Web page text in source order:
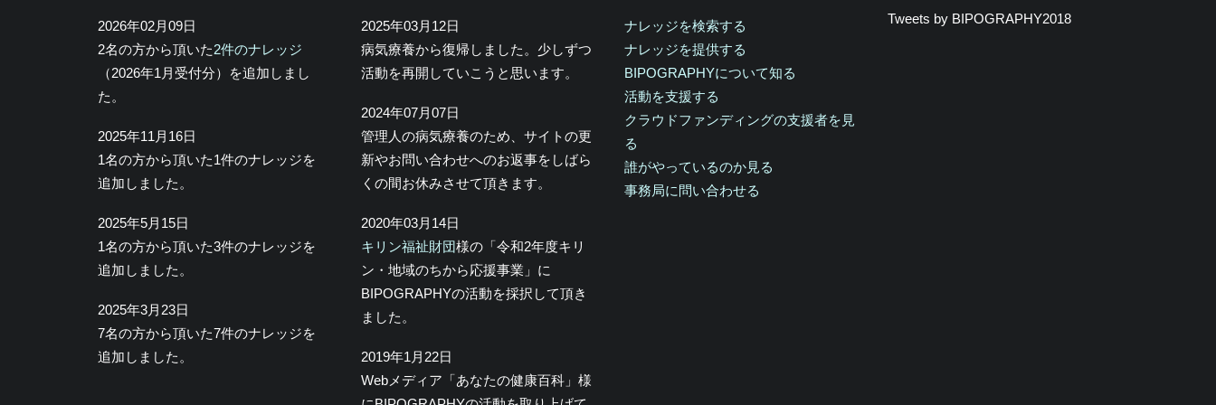
2026年02月09日
2名の方から頂いた2件のナレッジ
（2026年1月受付分）を追加しまし
た。
2025年11月16日
1名の方から頂いた1件のナレッジを
追加しました。
2025年5月15日
1名の方から頂いた3件のナレッジを
追加しました。
2025年3月23日
7名の方から頂いた7件のナレッジを
追加しました。
2025年03月12日
病気療養から復帰しました。少しずつ
活動を再開していこうと思います。
2024年07月07日
管理人の病気療養のため、サイトの更
新やお問い合わせへのお返事をしばら
くの間お休みさせて頂きます。
2020年03月14日
キリン福祉財団様の「令和2年度キリ
ン・地域のちから応援事業」に
BIPOGRAPHYの活動を採択して頂き
ました。
2019年1月22日
Webメディア「あなたの健康百科」様
ナレッジを検索する
ナレッジを提供する
BIPOGRAPHYについて知る
活動を支援する
クラウドファンディングの支援者を見
る
誰がやっているのか見る
事務局に問い合わせる
Tweets by BIPOGRAPHY2018